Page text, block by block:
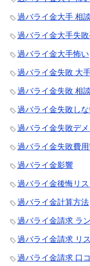
過バライ金大手 相
過バライ金大手失
過バライ金大手怖い
過バライ金失敗 大
過バライ金失敗 相談
過バライ金失敗し
過バライ金失敗デメ
過バライ金失敗費
過バライ金影響
過バライ金後悔リス
過バライ金計算方法
過バライ金請求 ラ
過バライ金請求 リ
過バライ金請求 口